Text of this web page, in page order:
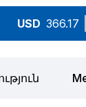
USD 366.17